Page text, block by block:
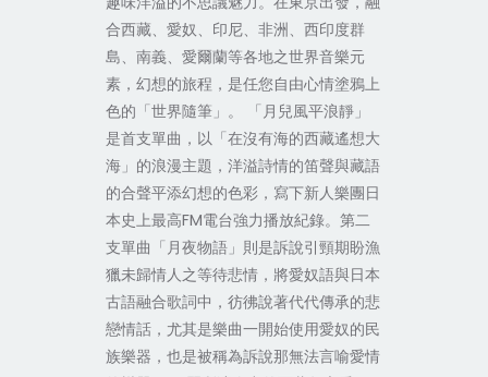
合西藏、愛奴、印尼、非洲、西印度群
島、南義、愛爾蘭等各地之世界音樂元
素，幻想的旅程，是任您自由心情塗鴉上
色的「世界隨筆」。 「月兒風平浪靜」
是首支單曲，以「在沒有海的西藏遙想大
海」的浪漫主題，洋溢詩情的笛聲與藏語
的合聲平添幻想的色彩，寫下新人樂團日
本史上最高FM電台強力播放紀錄。第二
支單曲「月夜物語」則是訴說引頸期盼漁
獵未歸情人之等待悲情，將愛奴語與日本
古語融合歌詞中，彷彿說著代代傳承的悲
戀情話，尤其是樂曲一開始使用愛奴的民
族樂器，也是被稱為訴說那無法言喻愛情